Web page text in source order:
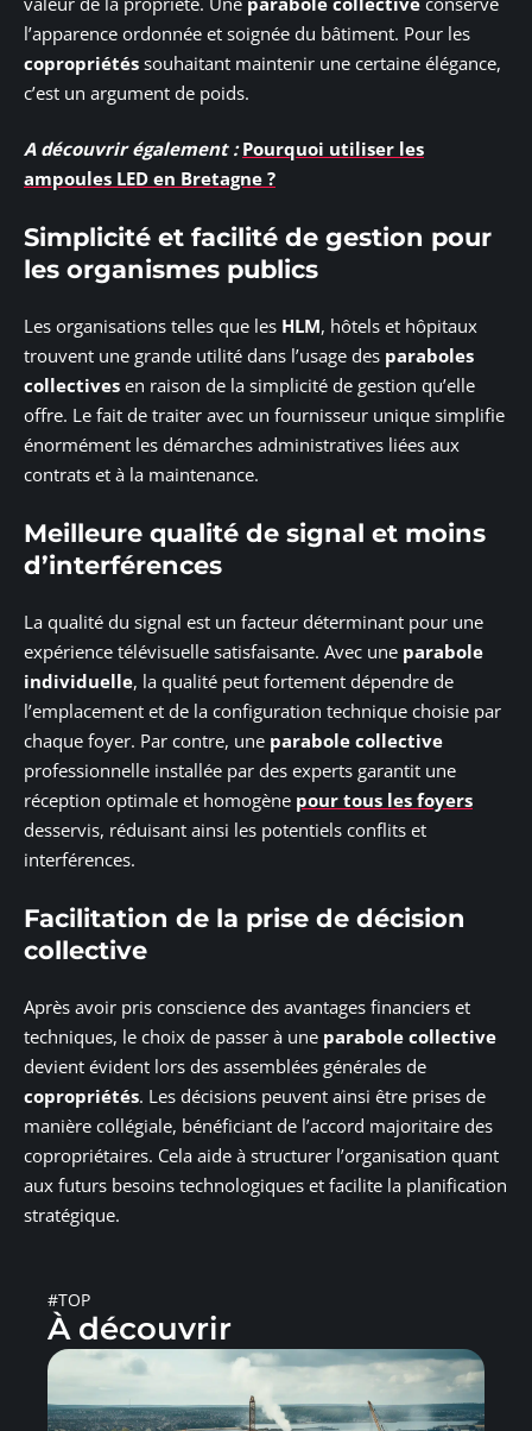
l’apparence ordonnée et soignée du bâtiment. Pour les
copropriétés souhaitant maintenir une certaine élégance,
c’est un argument de poids.
A découvrir également : Pourquoi utiliser les
ampoules LED en Bretagne ?
Simplicité et facilité de gestion pour
les organismes publics
Les organisations telles que les HLM, hôtels et hôpitaux
trouvent une grande utilité dans l’usage des paraboles
collectives en raison de la simplicité de gestion qu’elle
offre. Le fait de traiter avec un fournisseur unique simplifie
énormément les démarches administratives liées aux
contrats et à la maintenance.
Meilleure qualité de signal et moins
d’interférences
La qualité du signal est un facteur déterminant pour une
expérience télévisuelle satisfaisante. Avec une parabole
individuelle, la qualité peut fortement dépendre de
l’emplacement et de la configuration technique choisie par
chaque foyer. Par contre, une parabole collective
professionnelle installée par des experts garantit une
réception optimale et homogène pour tous les foyers
desservis, réduisant ainsi les potentiels conflits et
interférences.
Facilitation de la prise de décision
collective
Après avoir pris conscience des avantages financiers et
techniques, le choix de passer à une parabole collective
devient évident lors des assemblées générales de
copropriétés. Les décisions peuvent ainsi être prises de
manière collégiale, bénéficiant de l’accord majoritaire des
copropriétaires. Cela aide à structurer l’organisation quant
aux futurs besoins technologiques et facilite la planification
stratégique.
#TOP
À découvrir